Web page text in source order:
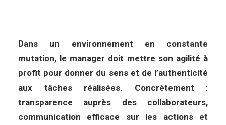
Dans un environnement en constante
mutation, le manager doit mettre son agilité à
profit pour donner du sens et de l’authenticité
aux tâches réalisées. Concrètement :
transparence auprès des collaborateurs,
communication efficace sur les actions et